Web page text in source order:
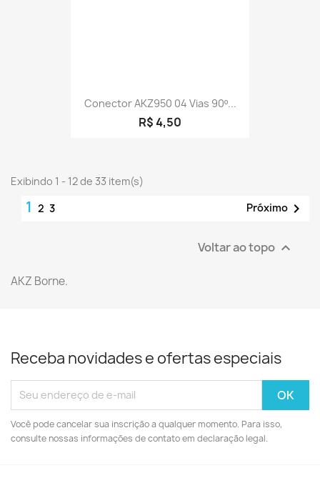
Conector AKZ950 04 Vias 90º...
R$ 4,50
Exibindo 1 - 12 de 33 item(s)
1 2 3 Próximo 
Voltar ao topo 
AKZ Borne.
Receba novidades e ofertas especiais
Você pode cancelar sua inscrição a qualquer momento. Para isso,
consulte nossas informações de contato em declaração legal.